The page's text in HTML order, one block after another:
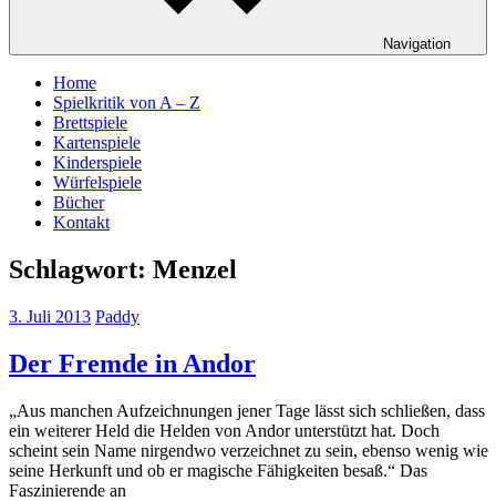
Navigation
Home
Spielkritik von A – Z
Brettspiele
Kartenspiele
Kinderspiele
Würfelspiele
Bücher
Kontakt
Schlagwort: Menzel
3. Juli 2013 Paddy
Der Fremde in Andor
„Aus manchen Aufzeichnungen jener Tage lässt sich schließen, dass
ein weiterer Held die Helden von Andor unterstützt hat. Doch
scheint sein Name nirgendwo verzeichnet zu sein, ebenso wenig wie
seine Herkunft und ob er magische Fähigkeiten besaß.“ Das
Faszinierende an